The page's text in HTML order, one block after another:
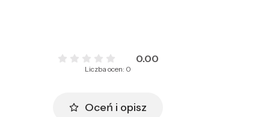
0.00
Liczba ocen: 0
Oceń i opisz